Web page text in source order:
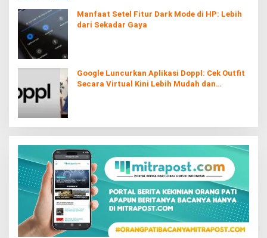
Manfaat Setel Fitur Dark Mode di HP: Lebih
dari Sekadar Gaya
Google Luncurkan Aplikasi Doppl: Cek Outfit
Secara Virtual Kini Lebih Mudah dan